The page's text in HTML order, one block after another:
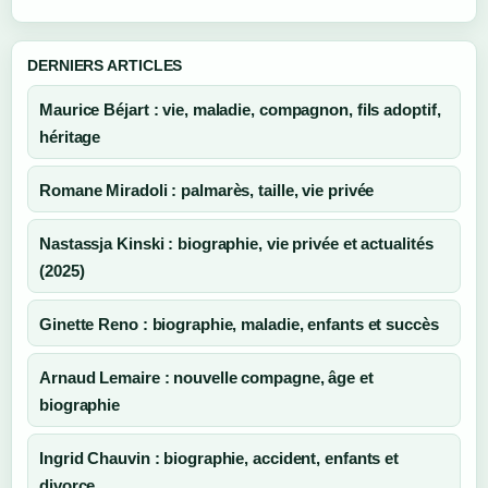
DERNIERS ARTICLES
Maurice Béjart : vie, maladie, compagnon, fils adoptif,
héritage
Romane Miradoli : palmarès, taille, vie privée
Nastassja Kinski : biographie, vie privée et actualités
(2025)
Ginette Reno : biographie, maladie, enfants et succès
Arnaud Lemaire : nouvelle compagne, âge et
biographie
Ingrid Chauvin : biographie, accident, enfants et